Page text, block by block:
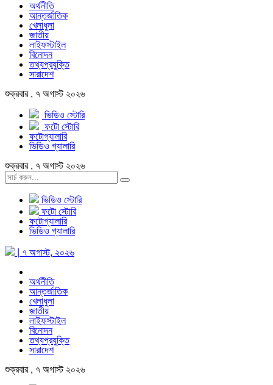
অর্থনীতি
আন্তর্জাতিক
খেলাধুলা
জাতীয়
লাইফস্টাইল
বিনোদন
তথ্যপ্রযুক্তি
সারাদেশ
শুক্রবার , ৭ অগাস্ট ২০২৬
ভিডিও স্টোরি
ফটো স্টোরি
ফটোগ্যালারি
ভিডিও গ্যালারি
শুক্রবার , ৭ অগাস্ট ২০২৬
ভিডিও স্টোরি
ফটো স্টোরি
ফটোগ্যালারি
ভিডিও গ্যালারি
| ৭ অগাস্ট, ২০২৬
অর্থনীতি
আন্তর্জাতিক
খেলাধুলা
জাতীয়
লাইফস্টাইল
বিনোদন
তথ্যপ্রযুক্তি
সারাদেশ
শুক্রবার , ৭ অগাস্ট ২০২৬